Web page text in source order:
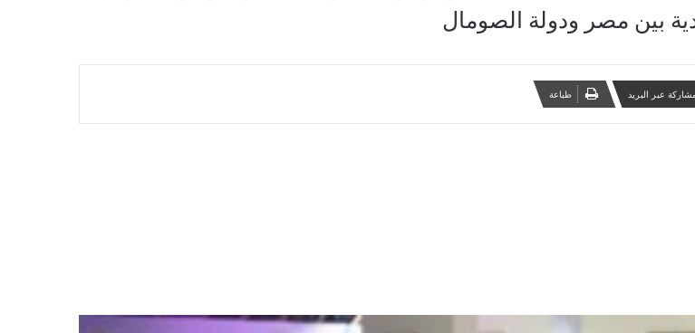
بين مصر ودولة الصومال
عبر البريد طباعة